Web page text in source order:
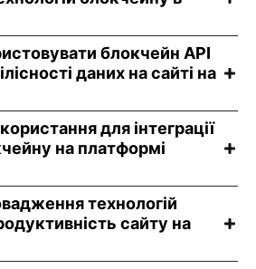
блокчейн API
даних на сайті на
для інтеграції
на платформі
технологій
сайту на